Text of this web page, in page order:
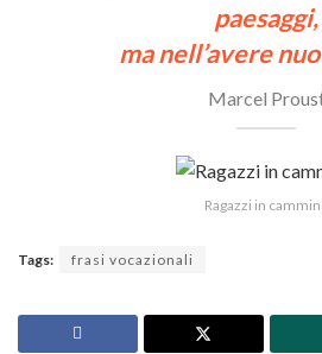
paesaggi,
ma nell’avere
Marcel
Ragazzi in
Tags: frasi vocazionali